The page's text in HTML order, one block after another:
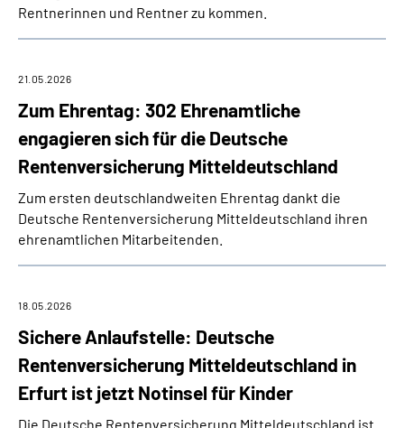
Rentnerinnen und Rentner zu kommen.
Zum Ehrentag: 302 Ehrenamtliche
engagieren sich für die Deutsche
Rentenversicherung Mitteldeutschland
21.05.2026
Zum ersten deutschlandweiten Ehrentag dankt die
Deutsche Rentenversicherung Mitteldeutschland ihren
ehrenamtlichen Mitarbeitenden.
Sichere Anlaufstelle: Deutsche
Rentenversicherung Mitteldeutschland in
Erfurt ist jetzt Notinsel für Kinder
18.05.2026
Die Deutsche Rentenversicherung Mitteldeutschland ist